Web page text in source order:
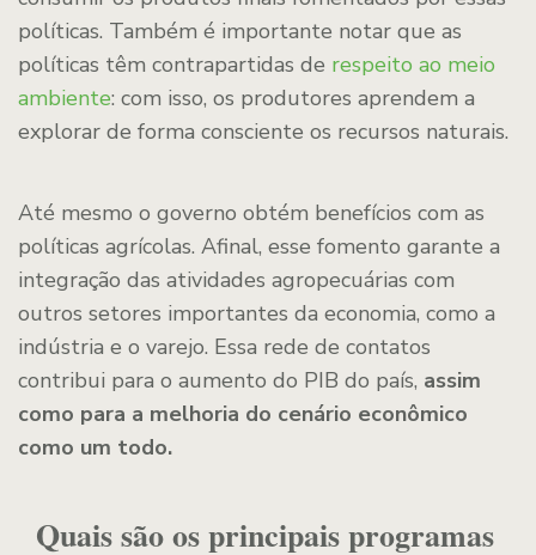
políticas. Também é importante notar que as
políticas têm contrapartidas de respeito ao meio
ambiente: com isso, os produtores aprendem a
explorar de forma consciente os recursos naturais.
Até mesmo o governo obtém benefícios com as
políticas agrícolas. Afinal, esse fomento garante a
integração das atividades agropecuárias com
outros setores importantes da economia, como a
indústria e o varejo. Essa rede de contatos
contribui para o aumento do PIB do país, assim
como para a melhoria do cenário econômico
como um todo.
Quais são os principais programas